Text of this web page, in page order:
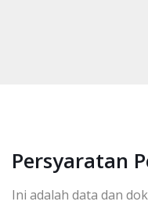
Persyaratan
Ini adalah data dan